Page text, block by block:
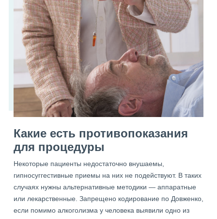
Какие есть противопоказания
для процедуры
Некоторые пациенты недостаточно внушаемы,
гипносуггестивные приемы на них не подействуют. В таких
случаях нужны альтернативные методики — аппаратные
или лекарственные. Запрещено кодирование по Довженко,
если помимо алкоголизма у человека выявили одно из